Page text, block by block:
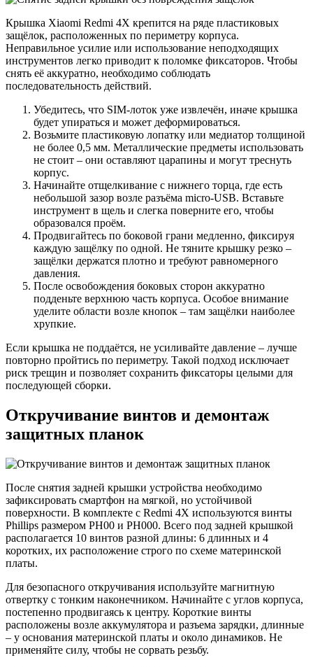
Крышка Xiaomi Redmi 4X крепится на ряде пластиковых
защёлок, расположенных по периметру корпуса.
Неправильное усилие или использование неподходящих
инструментов легко приводит к поломке фиксаторов. Чтобы
снять её аккуратно, необходимо соблюдать
последовательность действий.
Убедитесь, что SIM-лоток уже извлечён, иначе крышка
будет упираться и может деформироваться.
Возьмите пластиковую лопатку или медиатор толщиной
не более 0,5 мм. Металлические предметы использовать
не стоит – они оставляют царапины и могут треснуть
корпус.
Начинайте отщелкивание с нижнего торца, где есть
небольшой зазор возле разъёма micro-USB. Вставьте
инструмент в щель и слегка поверните его, чтобы
образовался проём.
Продвигайтесь по боковой грани медленно, фиксируя
каждую защёлку по одной. Не тяните крышку резко –
защёлки держатся плотно и требуют равномерного
давления.
После освобождения боковых сторон аккуратно
подденьте верхнюю часть корпуса. Особое внимание
уделите области возле кнопок – там защёлки наиболее
хрупкие.
Если крышка не поддаётся, не усиливайте давление – лучше
повторно пройтись по периметру. Такой подход исключает
риск трещин и позволяет сохранить фиксаторы целыми для
последующей сборки.
Откручивание винтов и демонтаж
защитных планок
После снятия задней крышки устройства необходимо
зафиксировать смартфон на мягкой, но устойчивой
поверхности. В комплекте с Redmi 4X используются винты
Phillips размером PH00 и PH000. Всего под задней крышкой
располагается 10 винтов разной длины: 6 длинных и 4
коротких, их расположение строго по схеме материнской
платы.
Для безопасного откручивания используйте магнитную
отвертку с тонким наконечником. Начинайте с углов корпуса,
постепенно продвигаясь к центру. Короткие винты
расположены возле аккумулятора и разъема зарядки, длинные
– у основания материнской платы и около динамиков. Не
применяйте силу, чтобы не сорвать резьбу.